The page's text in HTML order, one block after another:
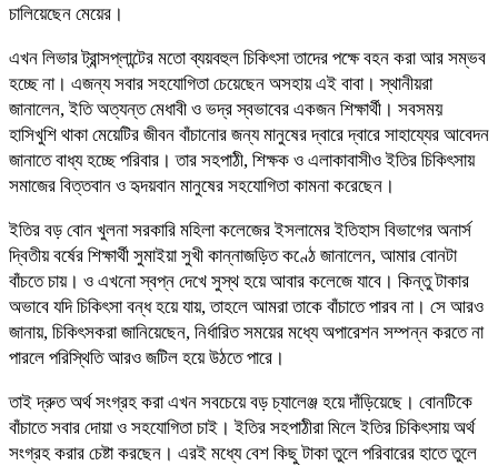
চালিয়েছেন মেয়ের।
এখন লিভার ট্রান্সপ্লান্টের মতো ব্যয়বহুল চিকিৎসা তাদের পক্ষে বহন করা আর সম্ভব
হচ্ছে না। এজন্য সবার সহযোগিতা চেয়েছেন অসহায় এই বাবা। স্থানীয়রা
জানালেন, ইতি অত্যন্ত মেধাবী ও ভদ্র স্বভাবের একজন শিক্ষার্থী। সবসময়
হাসিখুশি থাকা মেয়েটির জীবন বাঁচানোর জন্য মানুষের দ্বারে দ্বারে সাহায্যের আবেদন
জানাতে বাধ্য হচ্ছে পরিবার। তার সহপাঠী, শিক্ষক ও এলাকাবাসীও ইতির চিকিৎসায়
সমাজের বিত্তবান ও হৃদয়বান মানুষের সহযোগিতা কামনা করেছেন।
ইতির বড় বোন খুলনা সরকারি মহিলা কলেজের ইসলামের ইতিহাস বিভাগের অনার্স
দ্বিতীয় বর্ষের শিক্ষার্থী সুমাইয়া সুখী কান্নাজড়িত কণ্ঠে জানালেন, আমার বোনটা
বাঁচতে চায়। ও এখনো স্বপ্ন দেখে সুস্থ হয়ে আবার কলেজে যাবে। কিন্তু টাকার
অভাবে যদি চিকিৎসা বন্ধ হয়ে যায়, তাহলে আমরা তাকে বাঁচাতে পারব না। সে আরও
জানায়, চিকিৎসকরা জানিয়েছেন, নির্ধারিত সময়ের মধ্যে অপারেশন সম্পন্ন করতে না
পারলে পরিস্থিতি আরও জটিল হয়ে উঠতে পারে।
তাই দ্রুত অর্থ সংগ্রহ করা এখন সবচেয়ে বড় চ্যালেঞ্জ হয়ে দাঁড়িয়েছে। বোনটিকে
বাঁচাতে সবার দোয়া ও সহযোগিতা চাই। ইতির সহপাঠীরা মিলে ইতির চিকিৎসায় অর্থ
সংগ্রহ করার চেষ্টা করছেন। এরই মধ্যে বেশ কিছু টাকা তুলে পরিবারের হাতে তুলে